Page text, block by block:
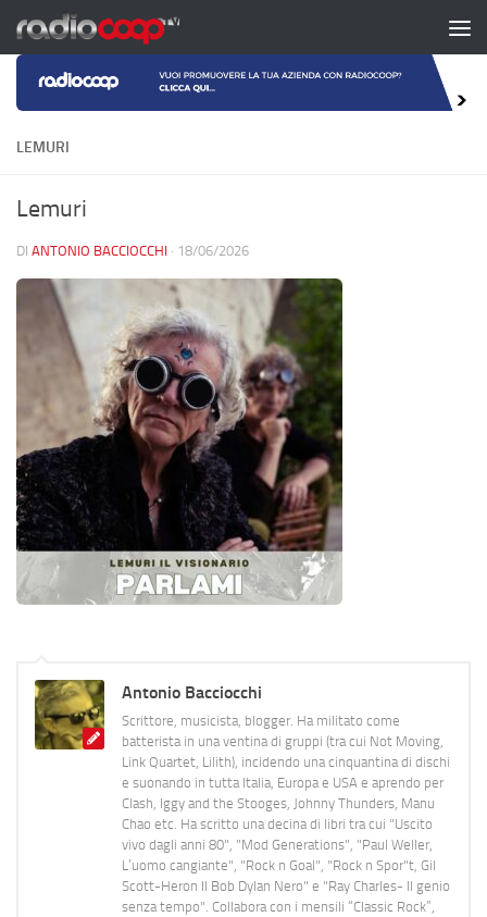
Salta al contenuto
LEMURI
Lemuri
DI ANTONIO BACCIOCCHI · 18/06/2026
Antonio Bacciocchi
Scrittore, musicista, blogger. Ha militato come
batterista in una ventina di gruppi (tra cui Not Moving,
Link Quartet, Lilith), incidendo una cinquantina di dischi
e suonando in tutta Italia, Europa e USA e aprendo per
Clash, Iggy and the Stooges, Johnny Thunders, Manu
Chao etc. Ha scritto una decina di libri tra cui "Uscito
vivo dagli anni 80", "Mod Generations", "Paul Weller,
L’uomo cangiante", "Rock n Goal", "Rock n Spor"t, Gil
Scott-Heron Il Bob Dylan Nero" e "Ray Charles- Il genio
senza tempo". Collabora con i mensili “Classic Rock”,